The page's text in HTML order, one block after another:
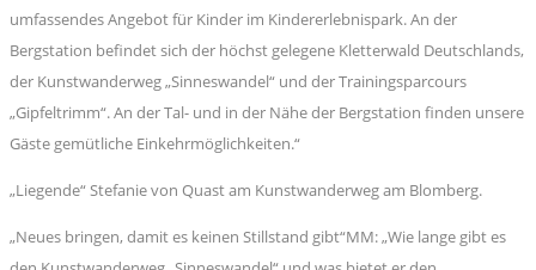
umfassendes Angebot für Kinder im Kindererlebnispark. An der
Bergstation befindet sich der höchst gelegene Kletterwald Deutschlands,
der Kunstwanderweg „Sinneswandel“ und der Trainingsparcours
„Gipfeltrimm“. An der Tal- und in der Nähe der Bergstation finden unsere
Gäste gemütliche Einkehrmöglichkeiten.“
„Liegende“ Stefanie von Quast am Kunstwanderweg am Blomberg.
„Neues bringen, damit es keinen Stillstand gibt“MM: „Wie lange gibt es